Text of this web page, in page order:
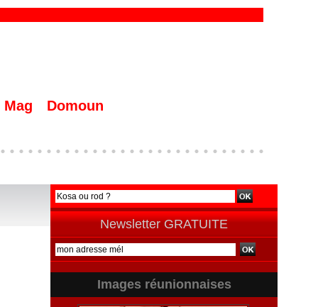
Mag Domoun
Newsletter GRATUITE
Images réunionnaises